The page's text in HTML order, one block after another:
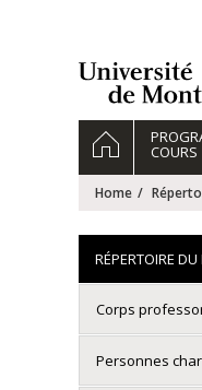
Navigation
principale
HOME
COURS
Home
RÉPERTOIRE
Corps
Personnes